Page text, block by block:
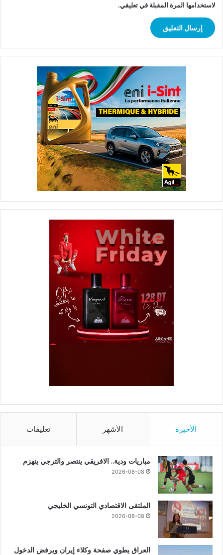
لاستخدامها المرة المقبلة في تعليقي.
الأخيرة الأشهر تعليقات
مباريات ودية.. الافريقي ينتصر والترجي ينهزم
2026-08-08
الملتقى الاقتصادي التونسي الخليجي
2026-08-08
العراق يطوي صفحة وكلاء إيران ويرفض الدخول